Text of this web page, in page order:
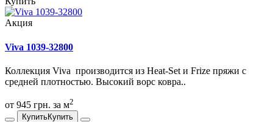
Акция
Viva 1039-32800
Коллекция Viva производится из Heat-Set и Frize пряжи с
средней плотностью. Высокий ворс ковра..
от 945 грн. за м2
КупитьКупить